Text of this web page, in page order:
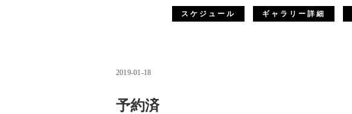
スケジュール ギャラリー詳細
2019-01-18
予約済